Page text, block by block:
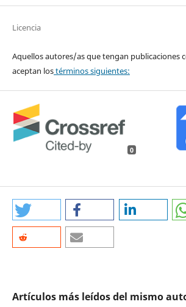
Licencia
Aquellos autores/as que tengan publicaciones
aceptan lostérminos siguientes:
0
Artículos más leídos del mismo